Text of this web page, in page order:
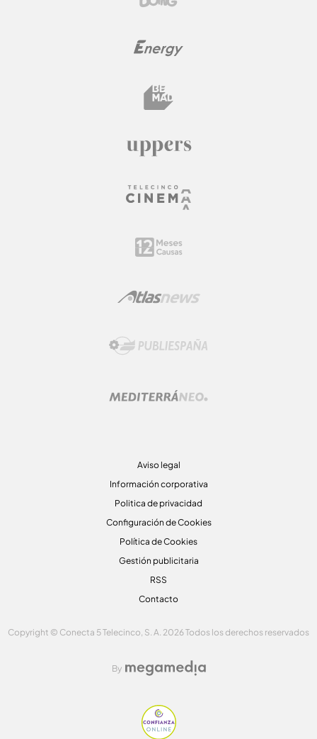
Aviso legal
Información corporativa
Politica de privacidad
Configuración de Cookies
Política de Cookies
Gestión publicitaria
RSS
Contacto
Copyright © Conecta 5 Telecinco, S. A. 2026 Todos los derechos reservados
By